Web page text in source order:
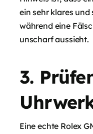
ein sehr klares
während eine
unscharf aussieht.
3.
Eine echte Rolex